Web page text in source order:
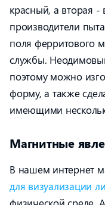
красный, а вторая -
производители
поля ферритового
службы.
поэтому можно
форму, а также
имеющими
Магнитные
В нашем интернет
для визуализации